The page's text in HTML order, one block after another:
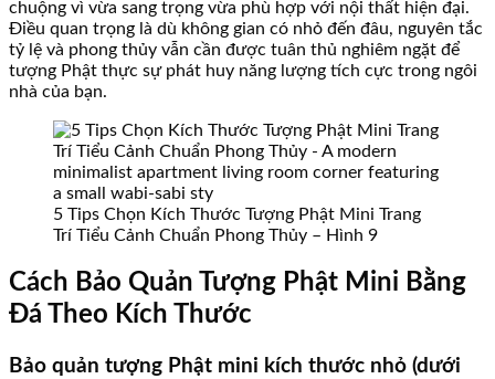
chuộng vì vừa sang trọng vừa phù hợp với nội thất hiện đại.
Điều quan trọng là dù không gian có nhỏ đến đâu, nguyên tắc
tỷ lệ và phong thủy vẫn cần được tuân thủ nghiêm ngặt để
tượng Phật thực sự phát huy năng lượng tích cực trong ngôi
nhà của bạn.
5 Tips Chọn Kích Thước Tượng Phật Mini Trang
Trí Tiểu Cảnh Chuẩn Phong Thủy – Hình 9
Cách Bảo Quản Tượng Phật Mini Bằng
Đá Theo Kích Thước
Bảo quản tượng Phật mini kích thước nhỏ (dưới